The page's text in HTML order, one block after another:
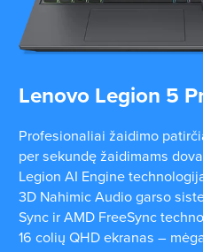
Lenovo Legion 5
Profesionaliai žaidimo
per sekundę žaidimams
Legion AI Engine
3D Nahimic Audio garso
Sync ir AMD FreeSync
16 colių QHD ekranas –